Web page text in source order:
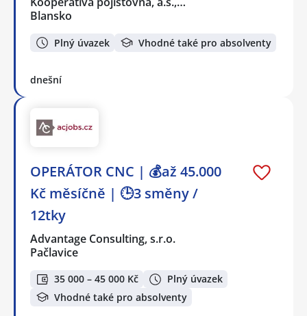
Blansko
Plný úvazek Vhodné také pro absolventy
dnešní
OPERÁTOR CNC | 💰až 45.000
Kč měsíčně | 🕒3 směny /
12tky
Advantage Consulting, s.r.o.
Pačlavice
35 000 – 45 000 Kč
Plný úvazek
Vhodné také pro absolventy